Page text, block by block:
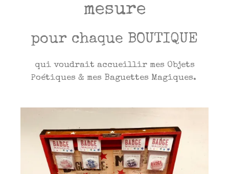
mesure
pour chaque BOUTIQUE
qui voudrait accueillir mes Objets
Poétiques & mes Baguettes Magiques.